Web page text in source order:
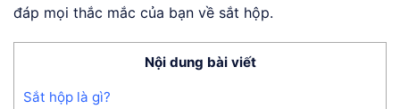
đáp mọi thắc mắc của bạn về sắt hộp.
Nội dung bài viết
Sắt hộp là gì?